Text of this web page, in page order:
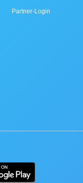
Partner-Login